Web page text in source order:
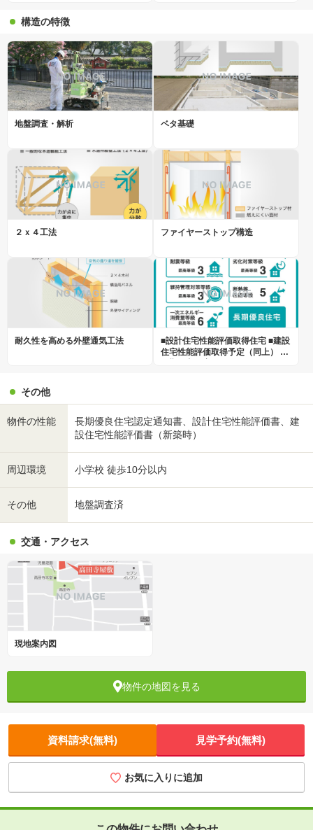
構造の特徴
地盤調査・解析 ベタ基礎
２ｘ４工法 ファイヤーストップ構造
耐久性を高める外壁通気工法
■設計住宅性能評価取得住宅 ■建設
住宅性能評価取得予定（同上） ■
その他
物件の性能
長期優良住宅認定通知書、設計住宅性能評価書、建
設住宅性能評価書（新築時）
周辺環境 小学校 徒歩10分以内
その他 地盤調査済
交通・アクセス
現地案内図
物件の地図を見る
資料請求(無料) 見学予約(無料)
お気に入りに追加